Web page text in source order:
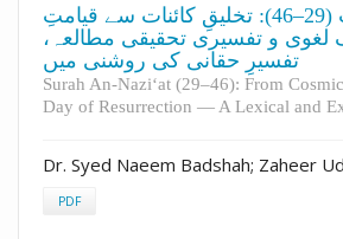
سورة النّازعات (29–46): تخلیقِ کائنات سے قیامتِ
و تفسیری تحقیقی مطالعہ،
تفسیرِ حقانی کی روشنی میں
Surah An-Nazi‘at (29–46): From
Day of Resurrection — A Lexical and
Dr. Syed Naeem Badshah; Zaheer
PDF